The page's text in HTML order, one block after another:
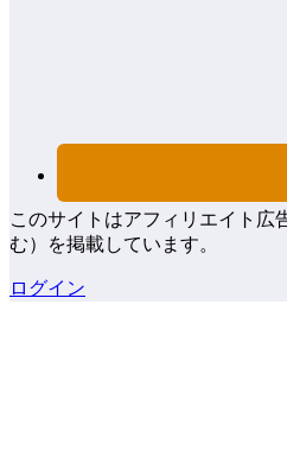
このサイトはアフィリエイト広
む）を掲載しています。
ログイン